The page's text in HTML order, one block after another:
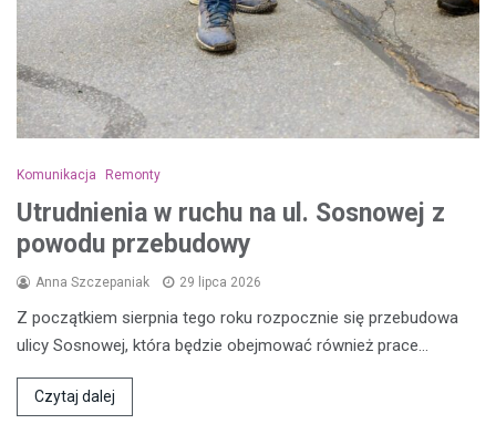
Komunikacja Remonty
Utrudnienia w ruchu na ul. Sosnowej z
powodu przebudowy
Anna Szczepaniak 29 lipca 2026
Z początkiem sierpnia tego roku rozpocznie się przebudowa
ulicy Sosnowej, która będzie obejmować również prace…
Czytaj dalej